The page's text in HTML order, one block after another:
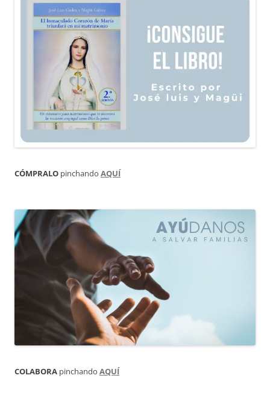
CÓMPRALO pinchando AQUÍ
COLABORA pinchando AQUÍ